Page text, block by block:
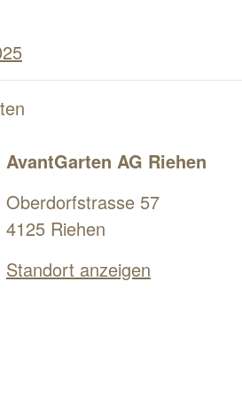
AvantGarten AG Riehen
Oberdorfstrasse 57
4125 Riehen
Standort anzeigen